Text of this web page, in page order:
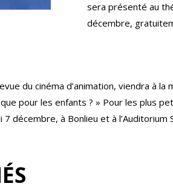
sera présenté au
décembre,
du cinéma d’animation, viendra à
pour les enfants ? » Pour les plus
décembre, à Bonlieu et à l’Auditorium